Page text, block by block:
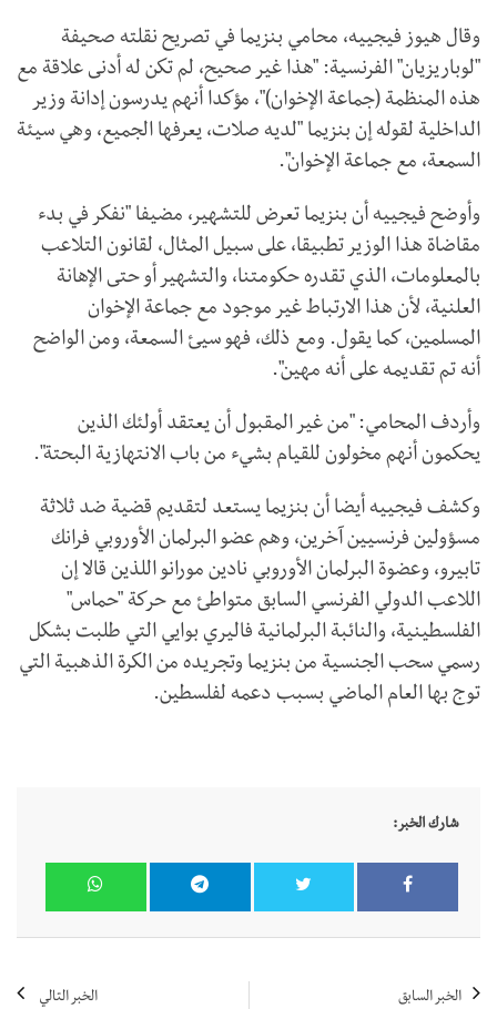
وقال هيوز فيجييه، محامي بنزيما في تصريح نقلته صحيفة
"لوباريزيان" الفرنسية: "هذا غير صحيح، لم تكن له أدنى علاقة مع
هذه المنظمة (جماعة الإخوان)"، مؤكدا أنهم يدرسون إدانة وزير
الداخلية لقوله إن بنزيما "لديه صلات، يعرفها الجميع، وهي سيئة
السمعة، مع جماعة الإخوان".
وأوضح فيجييه أن بنزيما تعرض للتشهير، مضيفا "نفكر في بدء
مقاضاة هذا الوزير تطبيقا، على سبيل المثال، لقانون التلاعب
بالمعلومات، الذي تقدره حكومتنا، والتشهير أو حتى الإهانة
العلنية، لأن هذا الارتباط غير موجود مع جماعة الإخوان
المسلمين، كما يقول. ومع ذلك، فهو سيئ السمعة، ومن الواضح
أنه تم تقديمه على أنه مهين".
وأردف المحامي: "من غير المقبول أن يعتقد أولئك الذين
يحكمون أنهم مخولون للقيام بشيء من باب الانتهازية البحتة".
وكشف فيجييه أيضا أن بنزيما يستعد لتقديم قضية ضد ثلاثة
مسؤولين فرنسيين آخرين، وهم عضو البرلمان الأوروبي فرانك
تابيرو، وعضوة البرلمان الأوروبي نادين مورانو اللذين قالا إن
اللاعب الدولي الفرنسي السابق متواطئ مع حركة "حماس"
الفلسطينية، والنائبة البرلمانية فاليري بوايي التي طلبت بشكل
رسمي سحب الجنسية من بنزيما وتجريده من الكرة الذهبية التي
توج بها العام الماضي بسبب دعمه لفلسطين.
شارك الخبر:
الخبر السابق الخبر التالي